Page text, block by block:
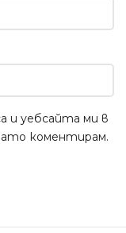
и уебсайта ми в
коментирам.